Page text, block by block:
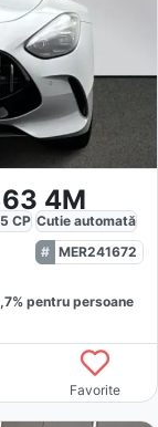
4M
CP Cutie automată
MER241672
% pentru persoane
Favorite